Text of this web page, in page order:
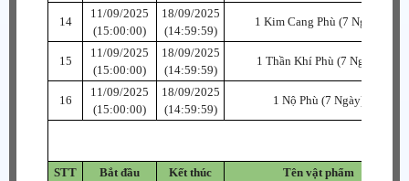
14
11/09/2025
(15:00:00)
18/09/2025
(14:59:59)
1 Kim Cang Phù (7 Ngày)
15
11/09/2025
(15:00:00)
18/09/2025
(14:59:59)
1 Thần Khí Phù (7 Ngày)
16
11/09/2025
(15:00:00)
18/09/2025
(14:59:59)
1 Nộ Phù (7 Ngày)
STT Bắt đầu Kết thúc Tên vật phẩm